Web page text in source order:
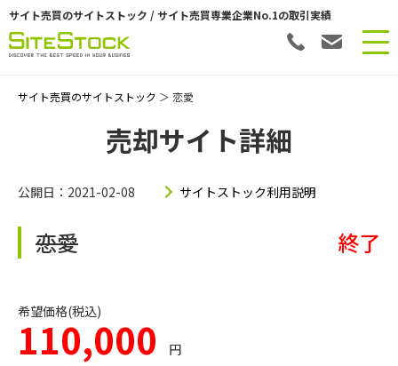
サイト売買のサイトストック / サイト売買専業企業No.1の取引実績
サイト売買のサイトストック ＞ 恋愛
売却サイト詳細
公開日：2021-02-08 サイトストック利用説明
恋愛 終了
希望価格(税込)
110,000 円